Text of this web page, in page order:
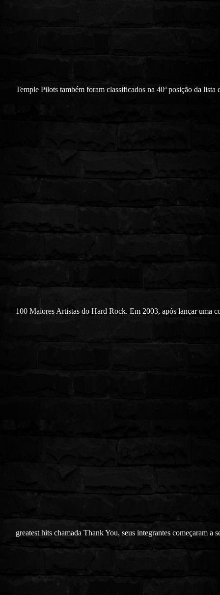
Temple Pilots também foram classificados na 40ª posição da lista
100 Maiores Artistas do Hard Rock. Em 2003, após lançar uma
greatest hits chamada Thank You, seus integrantes começaram a